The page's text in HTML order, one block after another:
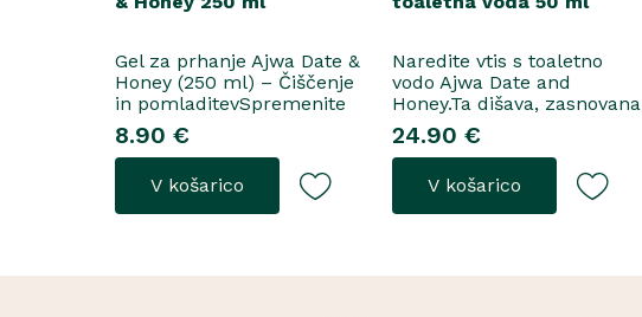
Gel za prhanje Ajwa Date &
Honey (250 ml) – Čiščenje
in pomladitevSpremenite
svoje vsakodnevno prhanje
v razkošen orientalski
ritual z gelom za prhanje
Ajwa Date & Honey. Bogata
formula brez mil nežno
8.90 €
V košarico
Naredite vtis s toaletno
vodo Ajwa Date and
Honey.Ta dišava, zasnovana
tako za razkošne
priložnosti kot za
vsakodnevno nošenje, se
odpre z notami suhega
grozdja, labana in frezije, ki
sladice in me..
24.90 €
V košarico